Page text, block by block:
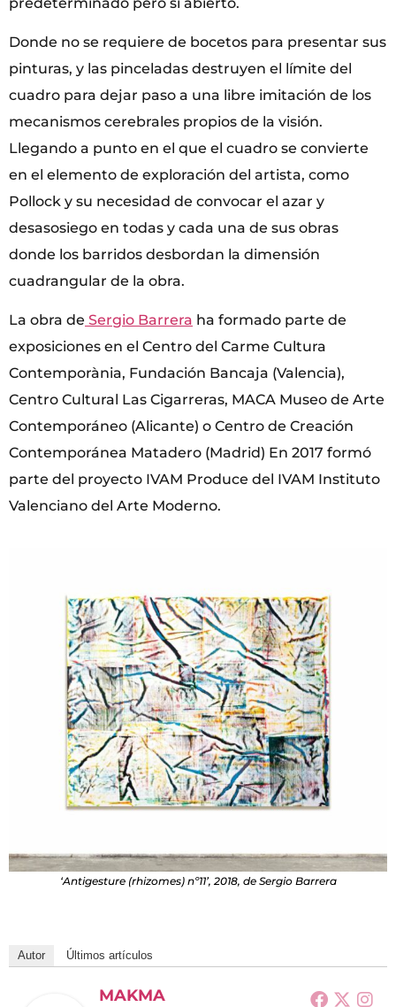
Donde no se requiere de bocetos para presentar sus
pinturas, y las pinceladas destruyen el límite del
cuadro para dejar paso a una libre imitación de los
mecanismos cerebrales propios de la visión.
Llegando a punto en el que el cuadro se convierte
en el elemento de exploración del artista, como
Pollock y su necesidad de convocar el azar y
desasosiego en todas y cada una de sus obras
donde los barridos desbordan la dimensión
cuadrangular de la obra.
La obra de Sergio Barrera ha formado parte de
exposiciones en el Centro del Carme Cultura
Contemporània, Fundación Bancaja (Valencia),
Centro Cultural Las Cigarreras, MACA Museo de Arte
Contemporáneo (Alicante) o Centro de Creación
Contemporánea Matadero (Madrid) En 2017 formó
parte del proyecto IVAM Produce del IVAM Instituto
Valenciano del Arte Moderno.
‘Antigesture (rhizomes) nº11’, 2018, de Sergio Barrera
Autor Últimos artículos
MAKMA